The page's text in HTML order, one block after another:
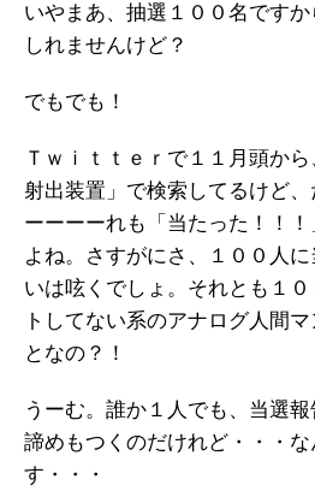
いやまあ、抽選１００名です
しれませんけど？
でもでも！
Ｔｗｉｔｔｅｒで１１月頭か
射出装置」で検索してるけど
ーーーーれも「当たった！！
よね。さすがにさ、１００人
いは呟くでしょ。それとも１
トしてない系のアナログ人間
となの？！
うーむ。誰か１人でも、当選報
諦めもつくのだけれど・・・
す・・・